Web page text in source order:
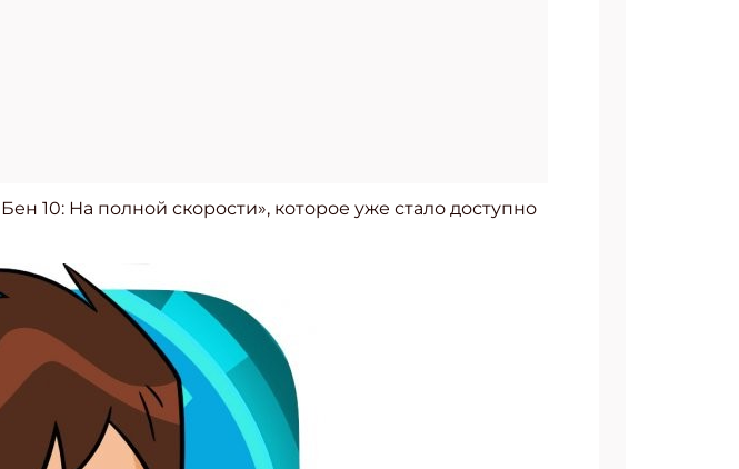
10: На полной скорости», которое уже стало доступно